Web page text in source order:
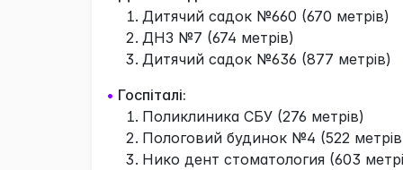
Дитячий садок №660 (670 метрів)
ДНЗ №7 (674 метрів)
Дитячий садок №636 (877 метрів)
• Госпіталі:
Поликлиника СБУ (276 метрів)
Пологовий будинок №4 (522
Нико дент стоматология (603